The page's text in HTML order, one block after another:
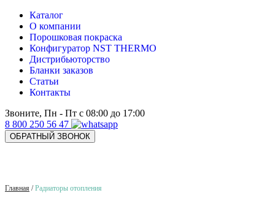
Каталог
О компании
Порошковая покраска
Конфигуратор NST THERMO
Дистрибьюторство
Бланки заказов
Статьи
Контакты
Звоните, Пн - Пт с 08:00 до 17:00
8 800 250 56 47
ОБРАТНЫЙ ЗВОНОК
Главная /Радиаторы отопления